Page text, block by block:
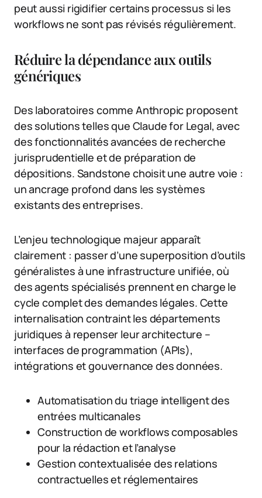
peut aussi rigidifier certains processus si les
workflows ne sont pas révisés régulièrement.
Réduire la dépendance aux outils
génériques
Des laboratoires comme Anthropic proposent
des solutions telles que Claude for Legal, avec
des fonctionnalités avancées de recherche
jurisprudentielle et de préparation de
dépositions. Sandstone choisit une autre voie :
un ancrage profond dans les systèmes
existants des entreprises.
L’enjeu technologique majeur apparaît
clairement : passer d’une superposition d’outils
généralistes à une infrastructure unifiée, où
des agents spécialisés prennent en charge le
cycle complet des demandes légales. Cette
internalisation contraint les départements
juridiques à repenser leur architecture –
interfaces de programmation (APIs),
intégrations et gouvernance des données.
Automatisation du triage intelligent des
entrées multicanales
Construction de workflows composables
pour la rédaction et l’analyse
Gestion contextualisée des relations
contractuelles et réglementaires